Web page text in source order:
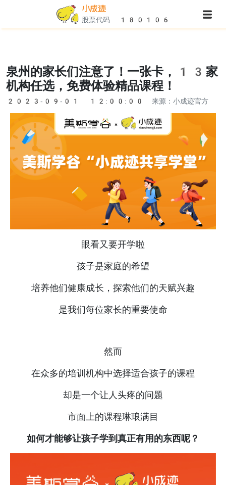
小成迹
股票代码 180106
泉州的家长们注意了！一张卡，13家
机构任选，免费体验精品课程！
2023-09-01 12:00:00 来源：小成迹官方
眼看又要开学啦
孩子是家庭的希望
培养他们健康成长，探索他们的天赋兴趣
是我们每位家长的重要使命
然而
在众多的培训机构中选择适合孩子的课程
却是一个让人头疼的问题
市面上的课程琳琅满目
如何才能够让孩子学到真正有用的东西呢？